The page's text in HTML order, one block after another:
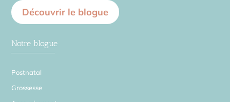
Découvrir le blogue
Notre blogue
Postnatal
Grossesse